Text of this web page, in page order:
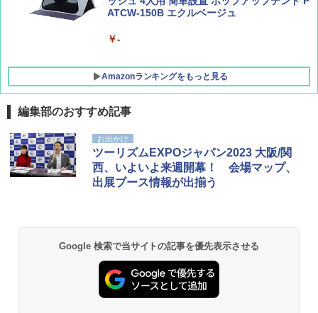
ATCW-150B エクルベージュ
￥-
Amazonランキングをもっと見る
DEWEL パラソル 大型 ビーチ アウトドアパ
ラソル ガーデン サイトシート付 折りたたみ
防水 UVカット 4段階高さ調整 軽量 収納袋付
き
026リニューアル 急速冷凍 空間倍増 衛生的
コンパクト 保冷力長持ち
￥2,980
編集部のおすすめ記事
お出かけ
ツーリズムEXPOジャパン2023 大阪/関
西、いよいよ来週開幕！ 会場マップ、
出展ブース情報が出揃う
Google 検索で当サイトの記事を優先表示させる